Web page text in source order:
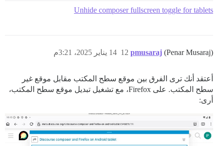
Unhide composer fullscreen toggle for tablets
pmusaraj (Penar Musaraj) 14 يناير 2025، 3:21م 12
أعتقد أنك ترى الفرق بين موقع سطح المكتب مقابل موقع غير
سطح المكتب. على Firefox، مع تشغيل تبديل موقع سطح المكتب،
أرى: